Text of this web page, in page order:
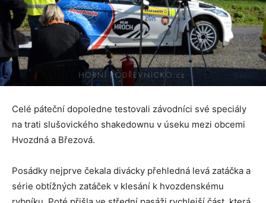
Celé páteční dopoledne testovali závodníci své speciály
na trati slušovického shakedownu v úseku mezi obcemi
Hvozdná a Březová.
Posádky nejprve čekala divácky přehledná levá zatáčka a
série obtížných zatáček v klesání k hvozdenskému